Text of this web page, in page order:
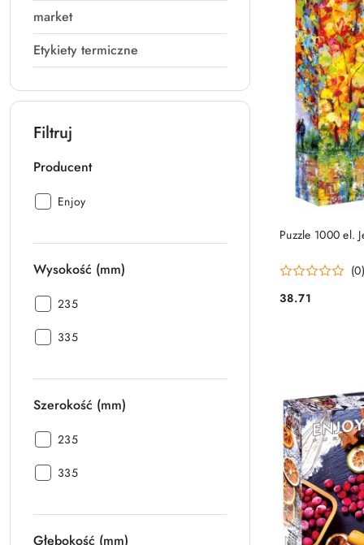
market
Etykiety termiczne
Filtruj
Producent
Producent:
Enjoy
Wysokość (mm)
Wysokość
235
Wysokość
335
Szerokość (mm)
Szerokość
235
Szerokość
335
Głębokość (mm)
Puzzle 1000 el.
(0)
Cena:
38.71